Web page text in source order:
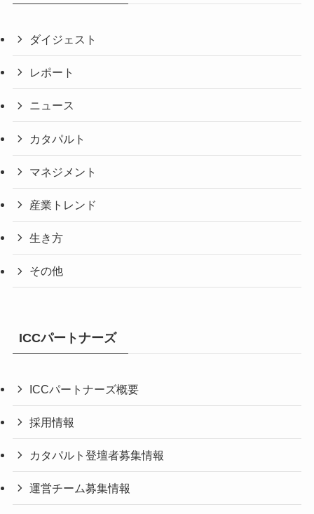
ダイジェスト
レポート
ニュース
カタパルト
マネジメント
産業トレンド
生き方
その他
ICCパートナーズ
ICCパートナーズ概要
採用情報
カタパルト登壇者募集情報
運営チーム募集情報